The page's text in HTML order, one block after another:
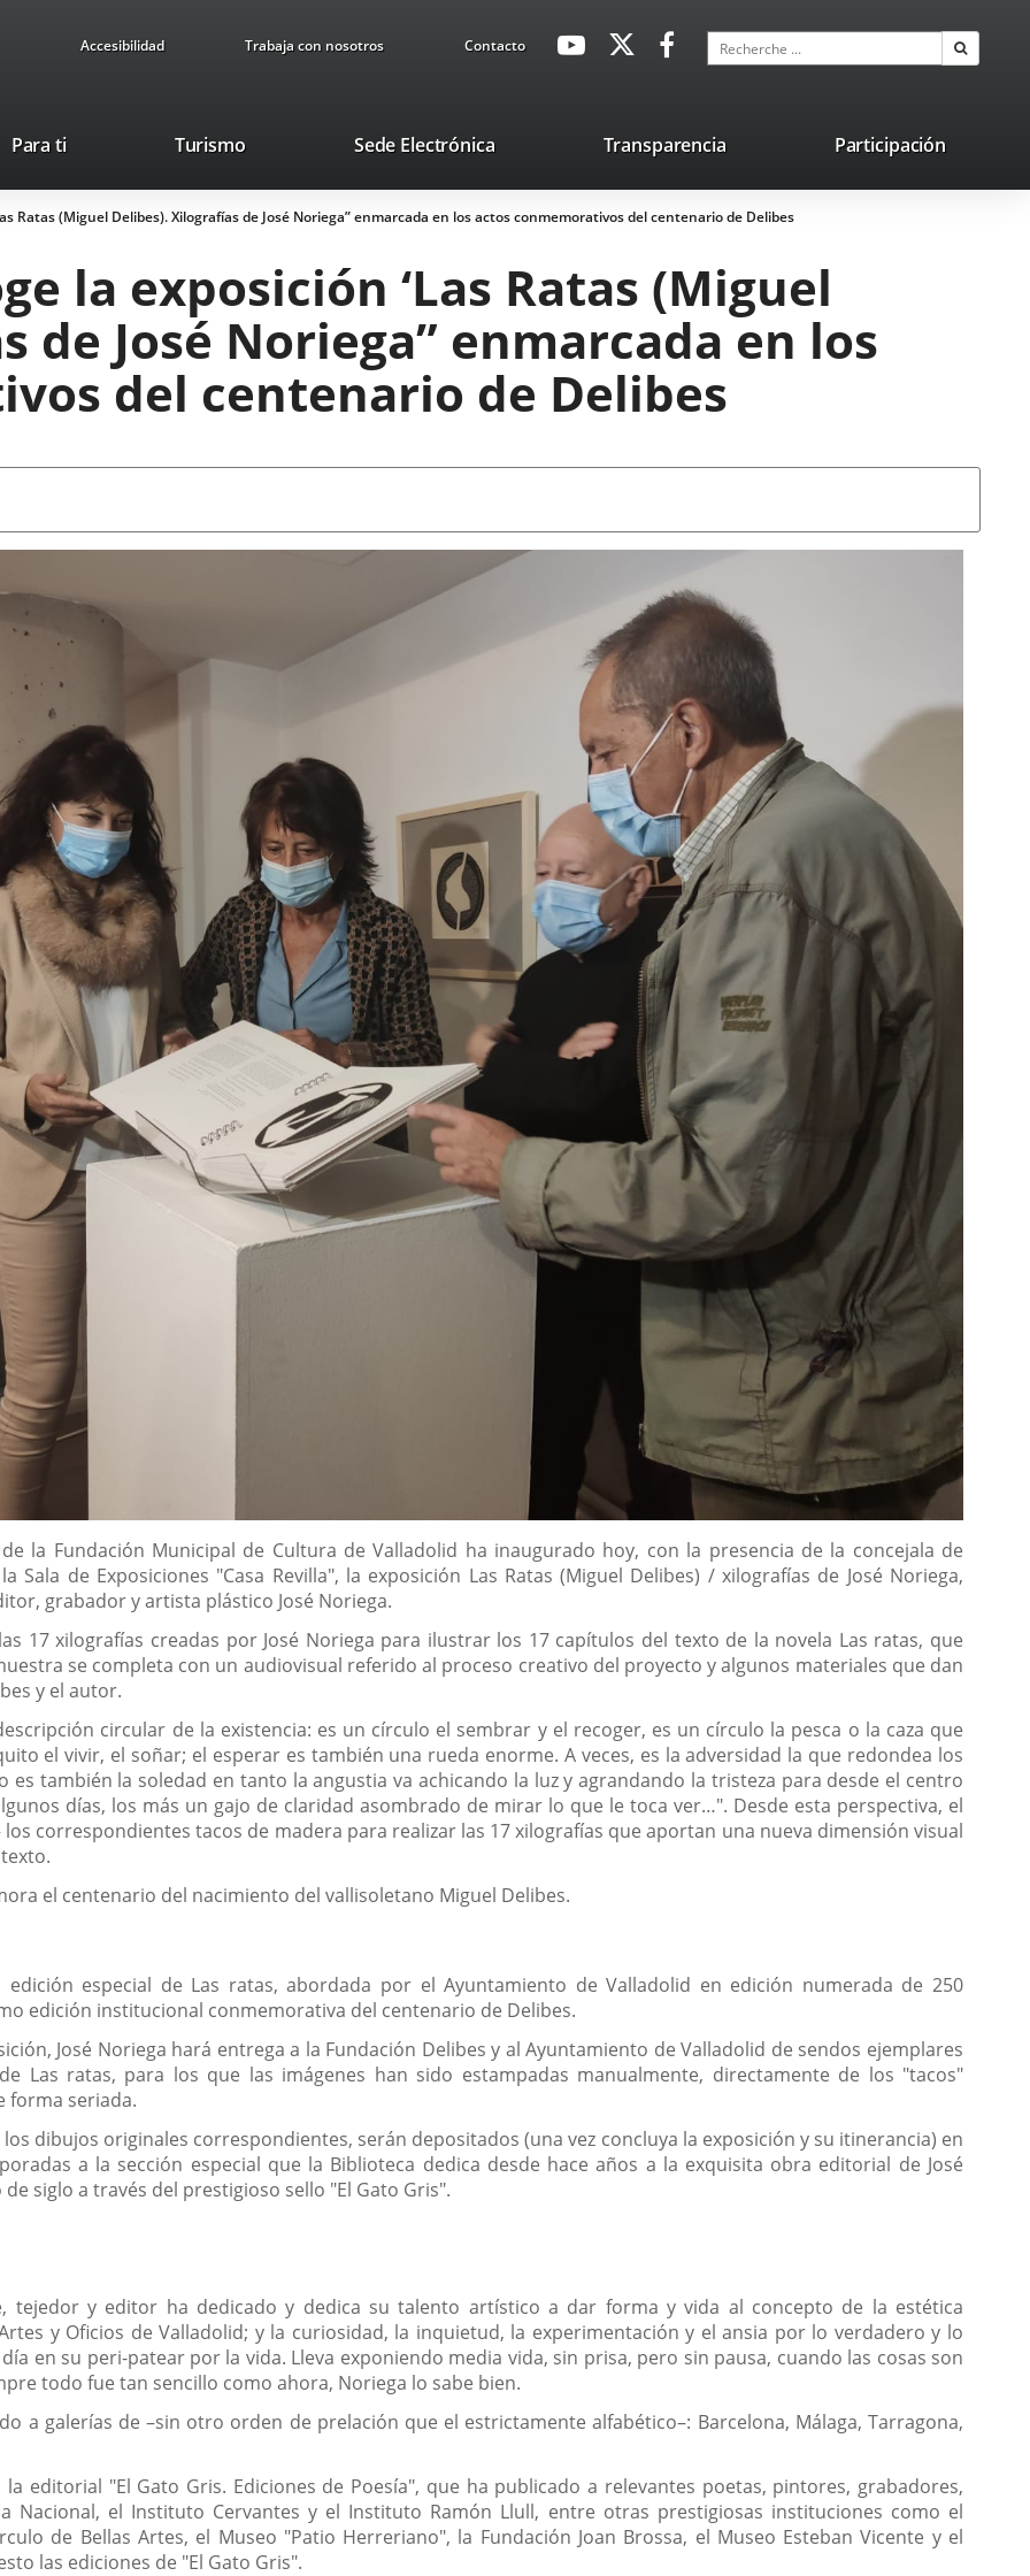
Accesibilidad Trabaja con nosotros ContactoavaHeaderSocial
Enlace
externa.
Enlace
aplicación
externa.
Enlace
aplicación
externa.
Recherche
Para ti TurismoEste
se
abrirá
una
ventana
nueva.
Sede ElectrónicaEnlace
una
aplicación
Transparencia Participación
Ratas (Miguel Delibes). Xilografías de José Noriega” enmarcada en los actos conmemorativos del centenario de Delibes
la exposición ‘Las Ratas (Miguel
de José Noriega” enmarcada en los
del centenario de Delibes
la Fundación Municipal de Cultura de Valladolid ha inaugurado hoy, con la presencia de la concejala de
Sala de Exposiciones "Casa Revilla", la exposición Las Ratas (Miguel Delibes) / xilografías de José Noriega,
grabador y artista plástico José Noriega.
17 xilografías creadas por José Noriega para ilustrar los 17 capítulos del texto de la novela Las ratas, que
se completa con un audiovisual referido al proceso creativo del proyecto y algunos materiales que dan
y el autor.
circular de la existencia: es un círculo el sembrar y el recoger, es un círculo la pesca o la caza que
el vivir, el soñar; el esperar es también una rueda enorme. A veces, es la adversidad la que redondea los
es también la soledad en tanto la angustia va achicando la luz y agrandando la tristeza para desde el centro
días, los más un gajo de claridad asombrado de mirar lo que le toca ver…". Desde esta perspectiva, el
correspondientes tacos de madera para realizar las 17 xilografías que aportan una nueva dimensión visual
el centenario del nacimiento del vallisoletano Miguel Delibes.
especial de Las ratas, abordada por el Ayuntamiento de Valladolid en edición numerada de 250
edición institucional conmemorativa del centenario de Delibes.
José Noriega hará entrega a la Fundación Delibes y al Ayuntamiento de Valladolid de sendos ejemplares
Las ratas, para los que las imágenes han sido estampadas manualmente, directamente de los "tacos"
forma seriada.
dibujos originales correspondientes, serán depositados (una vez concluya la exposición y su itinerancia) en
a la sección especial que la Biblioteca dedica desde hace años a la exquisita obra editorial de José
siglo a través del prestigioso sello "El Gato Gris".
tejedor y editor ha dedicado y dedica su talento artístico a dar forma y vida al concepto de la estética
y Oficios de Valladolid; y la curiosidad, la inquietud, la experimentación y el ansia por lo verdadero y lo
en su peri-patear por la vida. Lleva exponiendo media vida, sin prisa, pero sin pausa, cuando las cosas son
todo fue tan sencillo como ahora, Noriega lo sabe bien.
a galerías de –sin otro orden de prelación que el estrictamente alfabético–: Barcelona, Málaga, Tarragona,
editorial "El Gato Gris. Ediciones de Poesía", que ha publicado a relevantes poetas, pintores, grabadores,
Nacional, el Instituto Cervantes y el Instituto Ramón Llull, entre otras prestigiosas instituciones como el
de Bellas Artes, el Museo "Patio Herreriano", la Fundación Joan Brossa, el Museo Esteban Vicente y el
las ediciones de "El Gato Gris".